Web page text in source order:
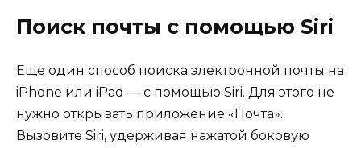
Поиск почты с помощью Siri
Еще один способ поиска электронной почты на
iPhone или iPad — с помощью Siri. Для этого не
нужно открывать приложение «Почта».
Вызовите Siri, удерживая нажатой боковую